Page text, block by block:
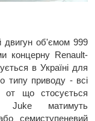
двигун об'ємом 999
концерну Renault-
в Україні для
типу приводу - всі
от що стосується
Juke матимуть
семиступеневий